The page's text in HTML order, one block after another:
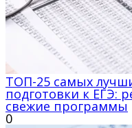
ТОП-25 самых
подготовки к ЕГЭ:
свежие программы
0